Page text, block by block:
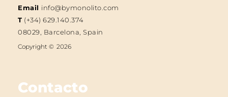
Email info@bymonolito.com
T (+34) 629.140.374
08029, Barcelona, Spain
Copyright © 2026
Contacto